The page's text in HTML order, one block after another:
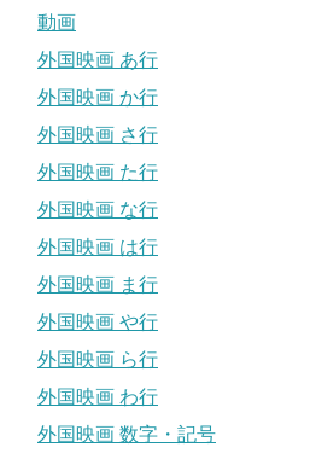
動画
外国映画 あ行
外国映画 か行
外国映画 さ行
外国映画 た行
外国映画 な行
外国映画 は行
外国映画 ま行
外国映画 や行
外国映画 ら行
外国映画 わ行
外国映画 数字・記号